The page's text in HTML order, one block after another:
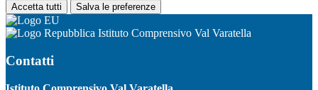
Accetta tutti Salva le preferenze
Istituto Comprensivo Val Varatella
Contatti